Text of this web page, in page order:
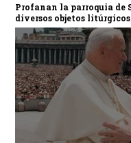
Profanan la parroquia de
diversos objetos litúrgicos